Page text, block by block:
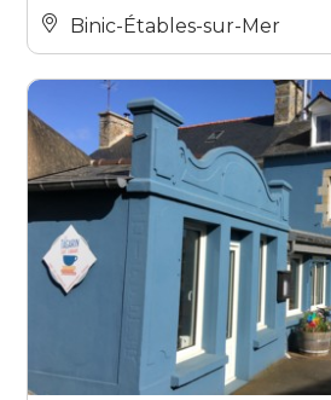
Binic-Étables-sur-Mer